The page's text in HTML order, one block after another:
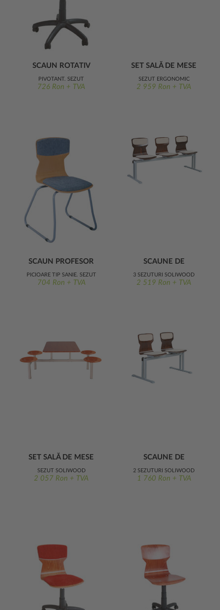
SCAUN ROTATIV
PIVOTANT, ȘEZUT
SOLIWOOD
726 Ron + TVA
SET SALĂ DE MESE
QUADRA 4.
ȘEZUT ERGONOMIC
SOLIWOOD
2 959 Ron + TVA
SCAUN PROFESOR
ERGO
PICIOARE TIP SANIE, ȘEZUT
SOLIWOOD TAPIȚAT
704 Ron + TVA
SCAUNE DE
AȘTEPTARE ERGO
3 ȘEZUTURI SOLIWOOD
TAPIȚATE
2 519 Ron + TVA
SET SALĂ DE MESE
QUADRA 3.
ȘEZUT SOLIWOOD
2 057 Ron + TVA
SCAUNE DE
AȘTEPTARE ERGO
2 ȘEZUTURI SOLIWOOD
TAPIȚATE
1 760 Ron + TVA